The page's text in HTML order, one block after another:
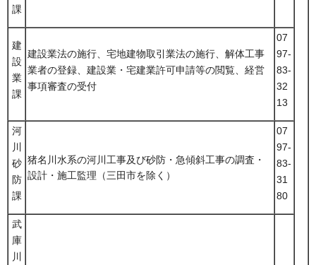
課
建
設
業
課
建設業法の施行、宅地建物取引業法の施行、解体工事
業者の登録、建設業・宅建業許可申請等の閲覧、経営
事項審査の受付
07
97-
83-
32
13
河
川
砂
防
課
猪名川水系の河川工事及び砂防・急傾斜工事の調査・
設計・施工監理（三田市を除く）
07
97-
83-
31
80
武
庫
川